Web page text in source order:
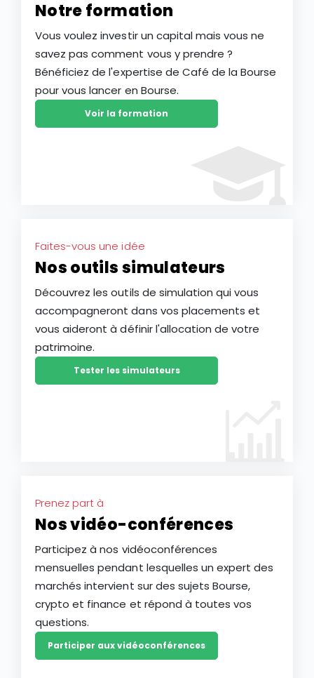
Notre formation
Vous voulez investir un capital mais vous ne
savez pas comment vous y prendre ?
Bénéficiez de l'expertise de Café de la Bourse
pour vous lancer en Bourse.
Voir la formation
Faites-vous une idée
Nos outils simulateurs
Découvrez les outils de simulation qui vous
accompagneront dans vos placements et
vous aideront à définir l'allocation de votre
patrimoine.
Tester les simulateurs
Prenez part à
Nos vidéo-conférences
Participez à nos vidéoconférences
mensuelles pendant lesquelles un expert des
marchés intervient sur des sujets Bourse,
crypto et finance et répond à toutes vos
questions.
Participer aux vidéoconférences